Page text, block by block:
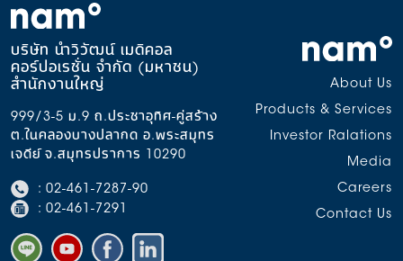
บริษัท นำวิวัฒน์ เมดิคอล
คอร์ปอเรชั่น จำกัด (มหาชน)
สำนักงานใหญ่
999/3-5 ม.9 ถ.ประชาอุทิศ-คู่สร้าง
ต.ในคลองบางปลากด อ.พระสมุทร
เจดีย์ จ.สมุทรปราการ 10290
: 02-461-7287-90
: 02-461-7291
About Us
Products & Services
Investor Ralations
Media
Careers
Contact Us